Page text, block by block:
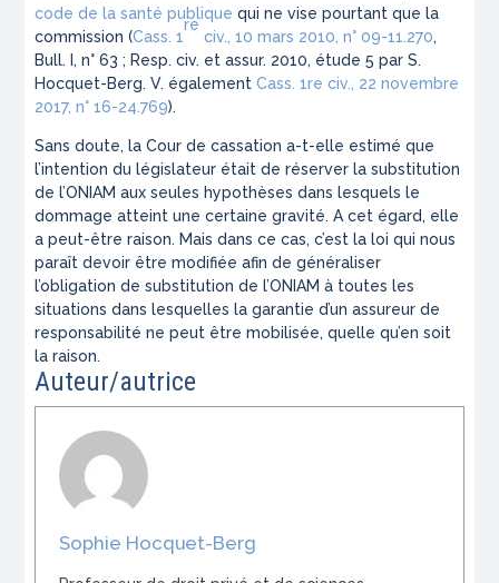
code de la santé publique qui ne vise pourtant que la
commission (Cass. 1
re
civ., 10 mars 2010, n° 09-11.270,
Bull. I, n° 63 ; Resp. civ. et assur. 2010, étude 5 par S.
Hocquet-Berg. V. égalementCass. 1re civ., 22 novembre
2017, n° 16-24.769).
Sans doute, la Cour de cassation a-t-elle estimé que
l’intention du législateur était de réserver la substitution
de l’ONIAM aux seules hypothèses dans lesquels le
dommage atteint une certaine gravité. A cet égard, elle
a peut-être raison. Mais dans ce cas, c’est la loi qui nous
paraît devoir être modifiée afin de généraliser
l’obligation de substitution de l’ONIAM à toutes les
situations dans lesquelles la garantie d’un assureur de
responsabilité ne peut être mobilisée, quelle qu’en soit
la raison.
Auteur/autrice
Sophie Hocquet-Berg